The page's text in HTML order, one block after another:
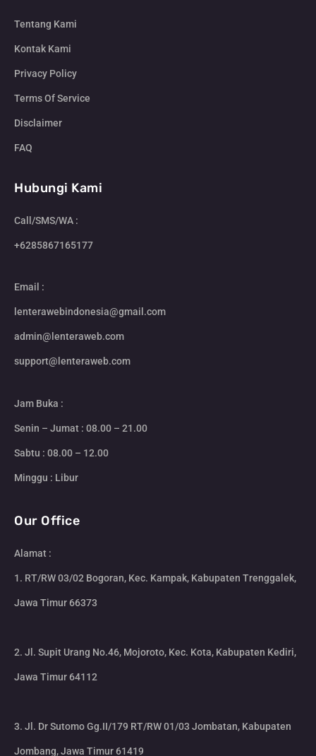
Tentang Kami
Kontak Kami
Privacy Policy
Terms Of Service
Disclaimer
FAQ
Hubungi Kami
Call/SMS/WA :
+6285867165177
Email :
lenterawebindonesia@gmail.com
admin@lenteraweb.com
support@lenteraweb.com
Jam Buka :
Senin – Jumat : 08.00 – 21.00
Sabtu : 08.00 – 12.00
Minggu : Libur
Our Office
Alamat :
1. RT/RW 03/02 Bogoran, Kec. Kampak, Kabupaten Trenggalek,
Jawa Timur 66373
2. Jl. Supit Urang No.46, Mojoroto, Kec. Kota, Kabupaten Kediri,
Jawa Timur 64112
3. Jl. Dr Sutomo Gg.II/179 RT/RW 01/03 Jombatan, Kabupaten
Jombang, Jawa Timur 61419